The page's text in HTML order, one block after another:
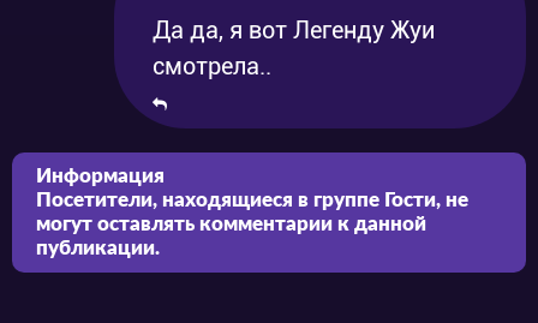
Да да, я вот Легенду Жуи
смотрела..
Информация
Посетители, находящиеся в группе Гости, не
могут оставлять комментарии к данной
публикации.